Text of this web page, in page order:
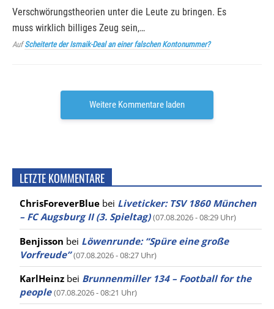
Verschwörungstheorien unter die Leute zu bringen. Es
muss wirklich billiges Zeug sein,…
AufScheiterte der Ismaik-Deal an einer falschen Kontonummer?
Weitere Kommentare laden
LETZTE KOMMENTARE
ChrisForeverBlue bei Liveticker: TSV 1860 München
– FC Augsburg II (3. Spieltag) (07.08.2026 - 08:29 Uhr)
Benjisson bei Löwenrunde: “Spüre eine große
Vorfreude” (07.08.2026 - 08:27 Uhr)
KarlHeinz bei Brunnenmiller 134 – Football for the
people (07.08.2026 - 08:21 Uhr)